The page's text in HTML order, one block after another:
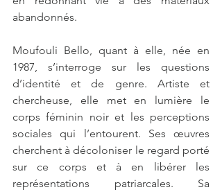
abandonnés.
Moufouli Bello, quant à elle, née en
1987, s’interroge sur les questions
d’identité et de genre. Artiste et
chercheuse, elle met en lumière le
corps féminin noir et les perceptions
sociales qui l’entourent. Ses œuvres
cherchent à décoloniser le regard porté
sur ce corps et à en libérer les
représentations patriarcales. Sa